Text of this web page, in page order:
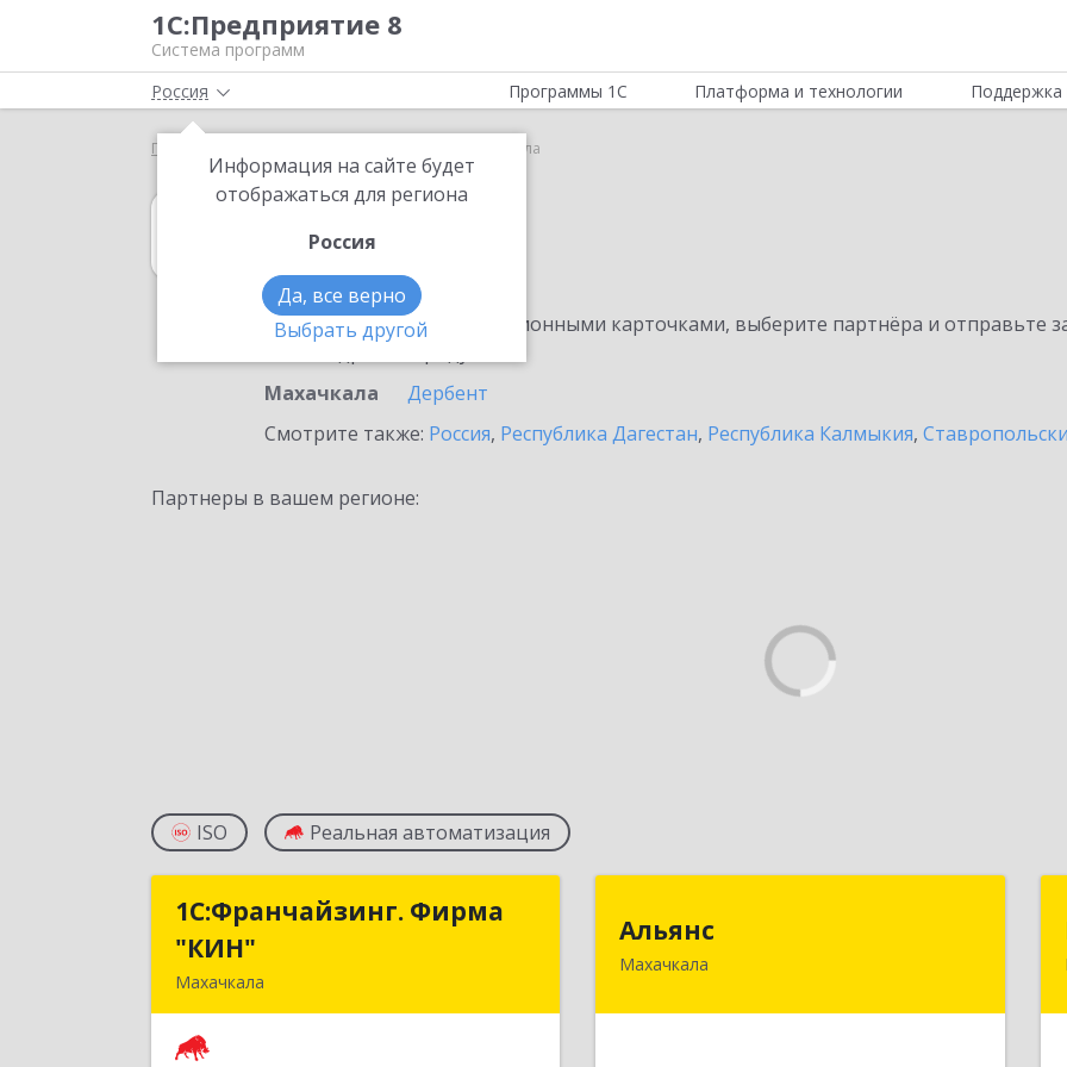
1С:Предприятие 8
Система программ
Россия
Информация на сайте будет
отображаться для региона
Россия
Да, все верно
Выбрать другой
Программы 1С Платформа и технологии Поддержка
Главная Махачкала
1С:Касса
в Махачкале
Ознакомьтесь с информационными карточками, выберите партнёра и отправьте
Махачкала
Дербент
Смотрите также: Россия, Республика Дагестан, Республика Калмыкия,
Партнеры в вашем регионе:
ISO Реальная автоматизация
1С:Франчайзинг. Фирма
"КИН"
Махачкала
1С:Франчайзинг. Фирма
Альянс
Махачкала
368000, Дагестан Респ, Махачкала г,